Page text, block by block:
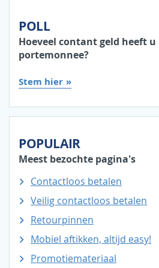
POLL
Hoeveel contant geld heeft
portemonnee?
Stem hier
POPULAIR
Meest bezochte pagina's
Contactloos betalen
Veilig contactloos betalen
Retourpinnen
Mobiel aftikken, altijd easy!
Promotiemateriaal